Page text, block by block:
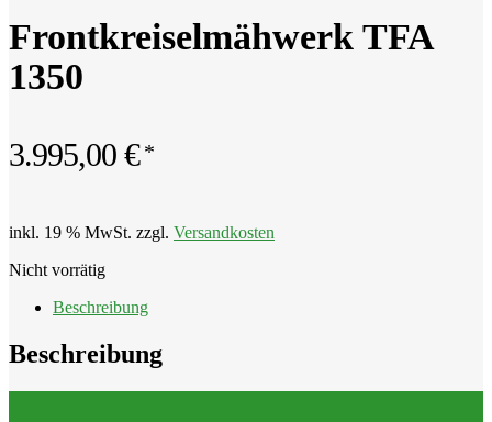
Frontkreiselmähwerk TFA
1350
3.995,00 €
inkl. 19 % MwSt. zzgl. Versandkosten
Nicht vorrätig
Beschreibung
Beschreibung